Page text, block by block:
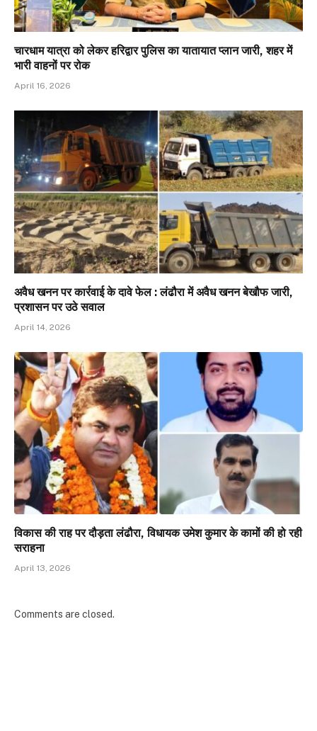
चारधाम यात्रा को लेकर हरिद्वार पुलिस का यातायात प्लान जारी, शहर में
भारी वाहनों पर रोक
April 16, 2026
अवैध खनन पर कार्रवाई के दावे फेल : लंढौरा में अवैध खनन बेखौफ जारी,
प्रशासन पर उठे सवाल
April 14, 2026
विकास की राह पर दौड़ता लंढौरा, विधायक उमेश कुमार के कामों की हो रही
सराहना
April 13, 2026
Comments are closed.